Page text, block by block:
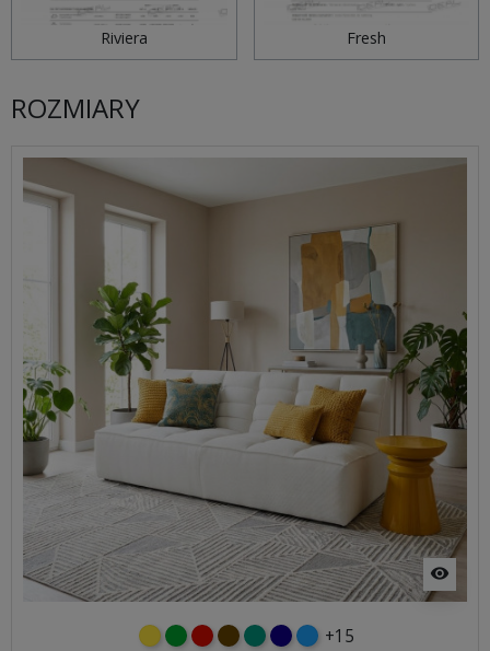
Riviera Fresh
ROZMIARY
visibility
żółtyzielonyczerwony
czekoladowy
turkusowy
granatowy
niebieski
+15